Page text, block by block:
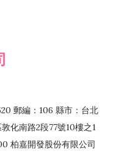
郵編：106 縣市：台北
化南路2段77號10樓之1
柏嘉開發股份有限公司